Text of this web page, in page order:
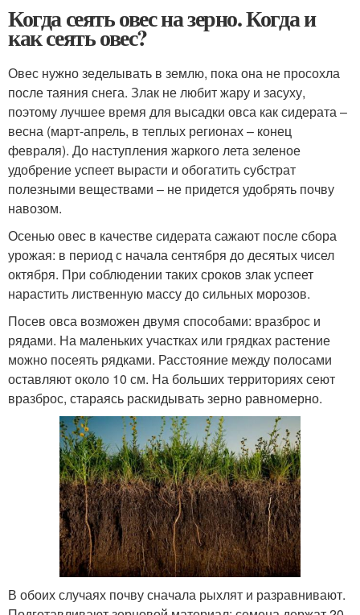
Когда сеять овес на зерно. Когда и
как сеять овес?
Овес нужно зеделывать в землю, пока она не просохла
после таяния снега. Злак не любит жару и засуху,
поэтому лучшее время для высадки овса как сидерата –
весна (март-апрель, в теплых регионах – конец
февраля). До наступления жаркого лета зеленое
удобрение успеет вырасти и обогатить субстрат
полезными веществами – не придется удобрять почву
навозом.
Осенью овес в качестве сидерата сажают после сбора
урожая: в период с начала сентября до десятых чисел
октября. При соблюдении таких сроков злак успеет
нарастить лиственную массу до сильных морозов.
Посев овса возможен двумя способами: вразброс и
рядами. На маленьких участках или грядках растение
можно посеять рядками. Расстояние между полосами
оставляют около 10 см. На больших территориях сеют
вразброс, стараясь раскидывать зерно равномерно.
В обоих случаях почву сначала рыхлят и разравнивают.